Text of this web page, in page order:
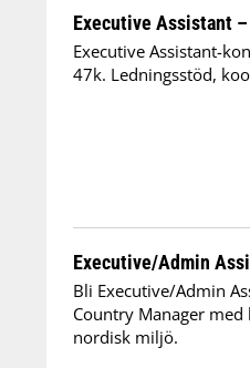
Executive Assistant
Executive Assistant-
47k. Ledningsstöd,
Executive/Admin
Bli Executive/Admin
Country Manager
nordisk miljö.